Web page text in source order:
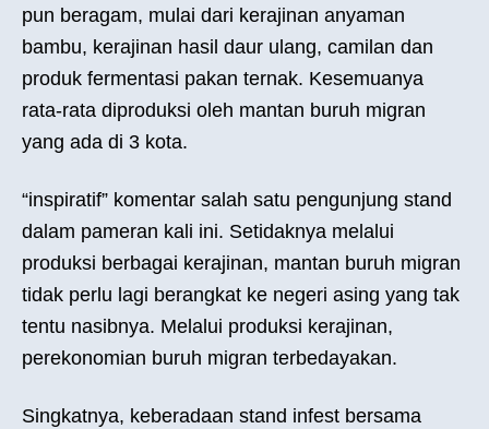
pun beragam, mulai dari kerajinan anyaman
bambu, kerajinan hasil daur ulang, camilan dan
produk fermentasi pakan ternak. Kesemuanya
rata-rata diproduksi oleh mantan buruh migran
yang ada di 3 kota.
“inspiratif” komentar salah satu pengunjung stand
dalam pameran kali ini. Setidaknya melalui
produksi berbagai kerajinan, mantan buruh migran
tidak perlu lagi berangkat ke negeri asing yang tak
tentu nasibnya. Melalui produksi kerajinan,
perekonomian buruh migran terbedayakan.
Singkatnya, keberadaan stand infest bersama